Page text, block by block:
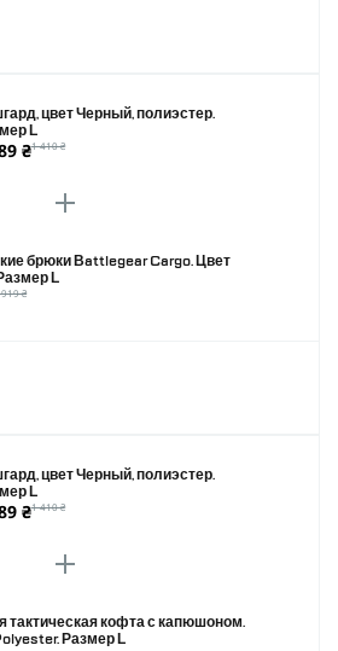
цвет Черный, полиэстер.
L
₴1 410 ₴
брюки Battlegear Cargo. Цвет
L
₴
цвет Черный, полиэстер.
L
₴1 410 ₴
тактическая кофта с капюшоном.
Размер L